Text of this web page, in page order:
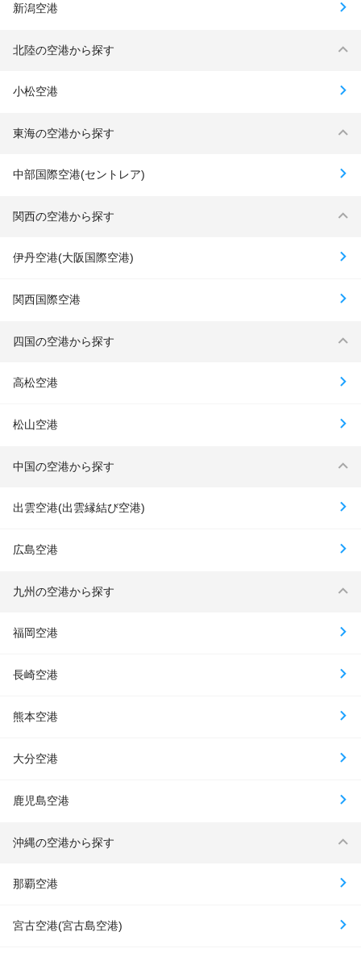
新潟空港
北陸の空港から探す
小松空港
東海の空港から探す
中部国際空港(セントレア)
関西の空港から探す
伊丹空港(大阪国際空港)
関西国際空港
四国の空港から探す
高松空港
松山空港
中国の空港から探す
出雲空港(出雲縁結び空港)
広島空港
九州の空港から探す
福岡空港
長崎空港
熊本空港
大分空港
鹿児島空港
沖縄の空港から探す
那覇空港
宮古空港(宮古島空港)